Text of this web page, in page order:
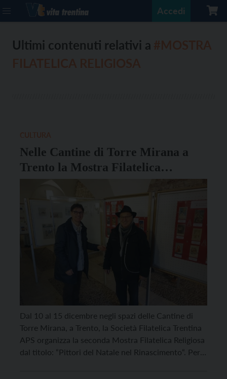
Accedi
Ultimi contenuti relativi a
Nelle Cantine di Torre Mirana a
Trento la Mostra Filatelica
Religiosa
Dal 10 al 15 dicembre negli spazi delle Cantine di
Torre Mirana, a Trento, la Società Filatelica Trentina
APS organizza la seconda Mostra Filatelica Religiosa
dal titolo: “Pittori del Natale nel Rinascimento“. Per